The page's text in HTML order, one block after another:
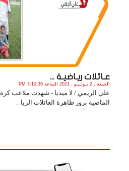
عـائلات ريـاضيـة ...
الجمعة , 2 يـولـيـو , 2021 الساعة 7:10:39 PM
علي الريمي / لا ميديا - شهدت ملاعب كرة
الماضية بروز ظاهرة العائلات الريا. .